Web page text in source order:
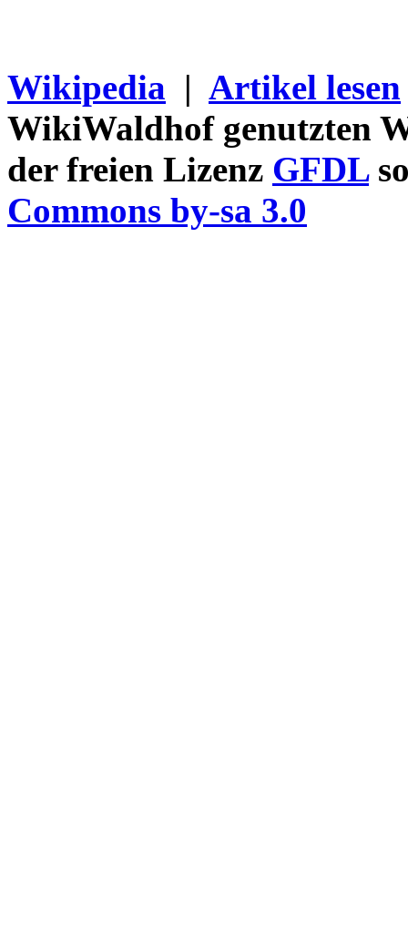
Wikipedia | Artikel lesen
WikiWaldhof genutzten
der freien Lizenz GFDL
Commons by-sa 3.0